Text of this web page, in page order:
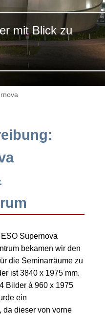
mit Blick zu
Supernova
bekamen wir den
die Seminarräume zu
ist 3840 x 1975 mm.
Bilder á 960 x 1975
ein
da dieser von vorne